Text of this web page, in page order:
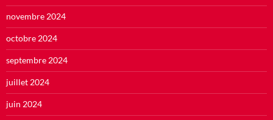
novembre 2024
octobre 2024
septembre 2024
juillet 2024
juin 2024